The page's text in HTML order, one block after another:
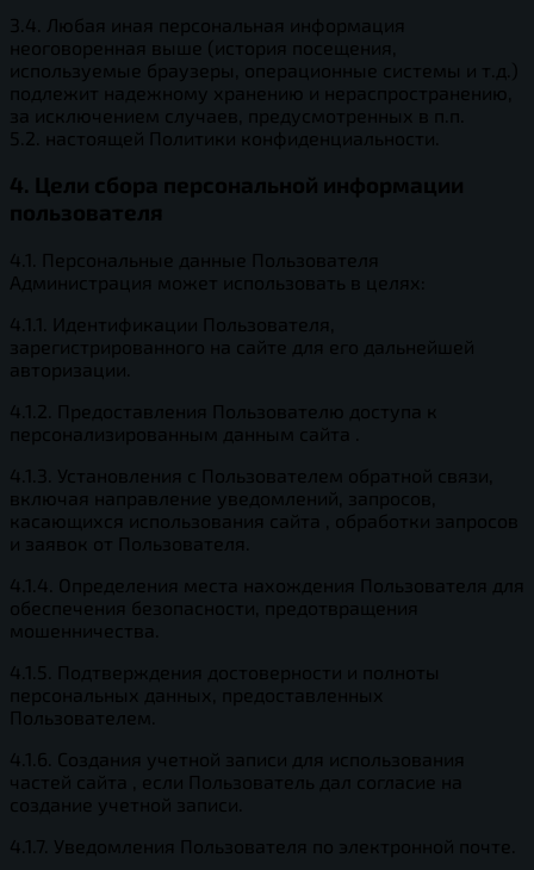
3.4. Любая иная персональная информация
неоговоренная выше (история посещения,
используемые браузеры, операционные системы и т.д.)
подлежит надежному хранению и нераспространению,
за исключением случаев, предусмотренных в п.п.
5.2. настоящей Политики конфиденциальности.
4. Цели сбора персональной информации
пользователя
4.1. Персональные данные Пользователя
Администрация может использовать в целях:
4.1.1. Идентификации Пользователя,
зарегистрированного на сайте для его дальнейшей
авторизации.
4.1.2. Предоставления Пользователю доступа к
персонализированным данным сайта .
4.1.3. Установления с Пользователем обратной связи,
включая направление уведомлений, запросов,
касающихся использования сайта , обработки запросов
и заявок от Пользователя.
4.1.4. Определения места нахождения Пользователя для
обеспечения безопасности, предотвращения
мошенничества.
4.1.5. Подтверждения достоверности и полноты
персональных данных, предоставленных
Пользователем.
4.1.6. Создания учетной записи для использования
частей сайта , если Пользователь дал согласие на
создание учетной записи.
4.1.7. Уведомления Пользователя по электронной почте.